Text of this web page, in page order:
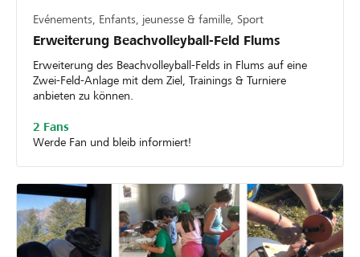
Evénements, Enfants, jeunesse & famille, Sport
Erweiterung Beachvolleyball-Feld Flums
Erweiterung des Beachvolleyball-Felds in Flums auf eine
Zwei-Feld-Anlage mit dem Ziel, Trainings & Turniere
anbieten zu können.
2 Fans
Werde Fan und bleib informiert!